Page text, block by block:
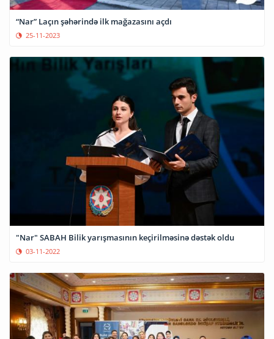
“Nar” Laçın şəhərində ilk mağazasını açdı
25-11-2023
"Nar" SABAH Bilik yarışmasının keçirilməsinə dəstək oldu
03-11-2022